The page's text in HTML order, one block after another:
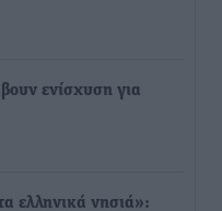
ενίσχυση για
ελληνικά νησιά»: